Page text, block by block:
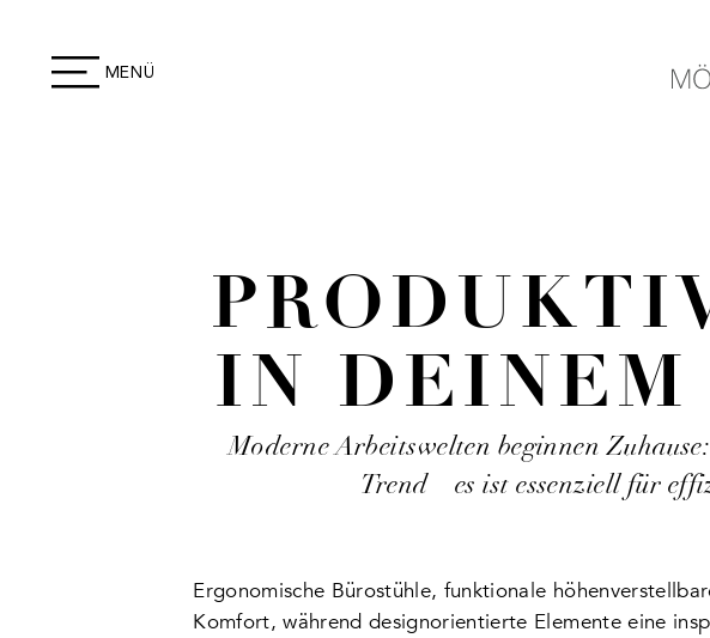
MENÜ
IN
Moderne Arbeitswelten beginnen
Trend – es ist essenziell für
Ergonomische Bürostühle, funktionale
Komfort, während designorientierte Elemente eine